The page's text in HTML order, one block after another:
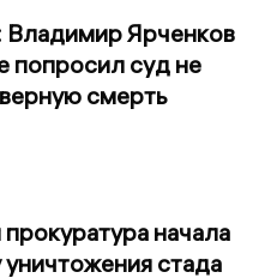
Владимир Ярченков
попросил суд не
смерть
начала
стада